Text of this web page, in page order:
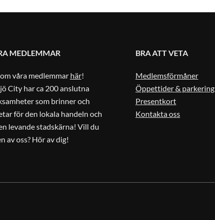
MEDLEMMAR
våra medlemmar här!
City har ca 200 anslutna
som brinner och
för den lokala handeln och
levande stadskärna! Vill du
av oss? Hör av dig!
BRA ATT VETA
Medlemsförmåner
Öppettider & parkering
Presentkort
Kontakta oss